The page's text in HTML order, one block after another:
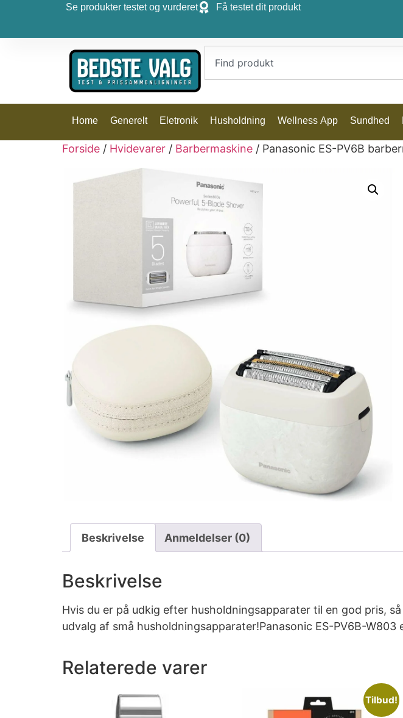
Se produkter testet og vurderet Få testet dit produkt
Home Generelt Eletronik Husholdning Wellness App Sundhed
Forside / Hvidevarer / Barbermaskine / Panasonic ES-PV6B
Beskrivelse Anmeldelser (0)
Beskrivelse
Hvis du er på udkig efter husholdningsapparater til en god pris,
udvalg af små husholdningsapparater!Panasonic ES-PV6B-
Relaterede varer
Tilbud!